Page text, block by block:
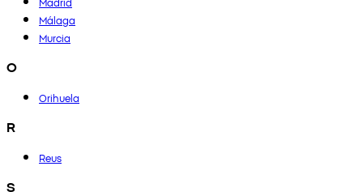
Málaga
Murcia
O
Orihuela
R
Reus
S